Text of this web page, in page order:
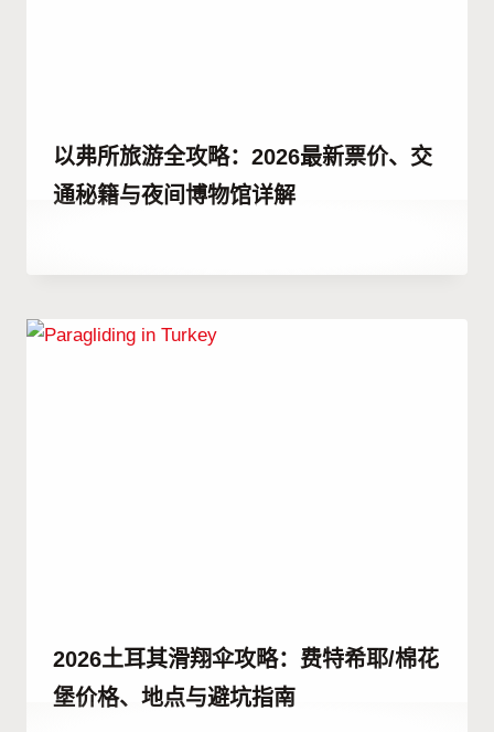
以弗所旅游全攻略：2026最新票价、交
通秘籍与夜间博物馆详解
2026土耳其滑翔伞攻略：费特希耶/棉花
堡价格、地点与避坑指南